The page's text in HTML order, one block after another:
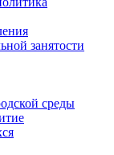
занятости
среды